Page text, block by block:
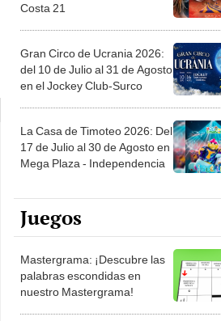
Costa 21
Gran Circo de Ucrania 2026:
del 10 de Julio al 31 de Agosto
en el Jockey Club-Surco
La Casa de Timoteo 2026: Del
17 de Julio al 30 de Agosto en
Mega Plaza - Independencia
Juegos
Mastergrama: ¡Descubre las
palabras escondidas en
nuestro Mastergrama!